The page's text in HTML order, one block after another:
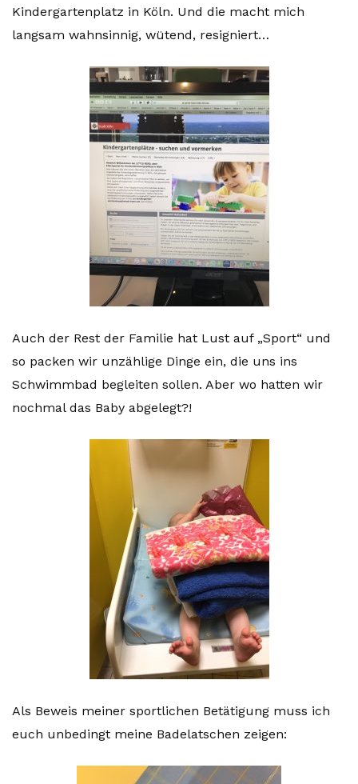
Kindergartenplatz in Köln. Und die macht mich
langsam wahnsinnig, wütend, resigniert…
Auch der Rest der Familie hat Lust auf „Sport“ und
so packen wir unzählige Dinge ein, die uns ins
Schwimmbad begleiten sollen. Aber wo hatten wir
nochmal das Baby abgelegt?!
Als Beweis meiner sportlichen Betätigung muss ich
euch unbedingt meine Badelatschen zeigen: